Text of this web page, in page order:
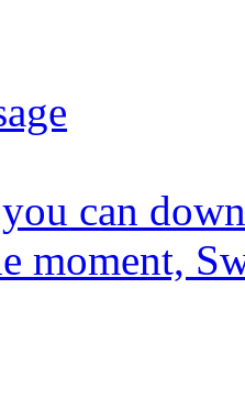
can
moment,